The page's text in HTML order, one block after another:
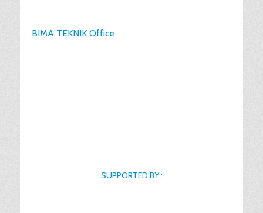
BIMA TEKNIK Office
SUPPORTED BY :